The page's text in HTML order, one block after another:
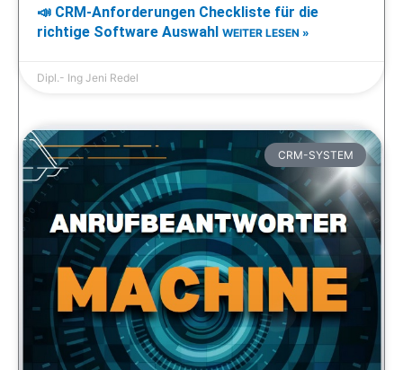
📣 CRM-Anforderungen Checkliste für die
richtige Software Auswahl WEITER LESEN »
Dipl.- Ing Jeni Redel
CRM-SYSTEM